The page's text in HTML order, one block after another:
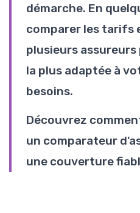
démarche. En
comparer les tarifs
plusieurs
la plus adaptée à
besoins.
Découvrez
un comparateur
une couverture